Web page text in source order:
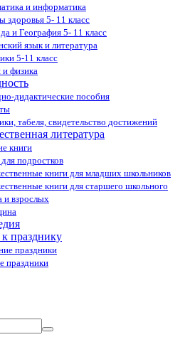
и информатика
здоровья 5- 11 класс
и География 5- 11 класс
язык и литература
5-11 класс
физика
дидактические пособия
табеля, свидетельство достижений
литература
книги
подростков
книги для младших школьников
книги для старшего школьного
и взрослых
празднику
праздники
праздники